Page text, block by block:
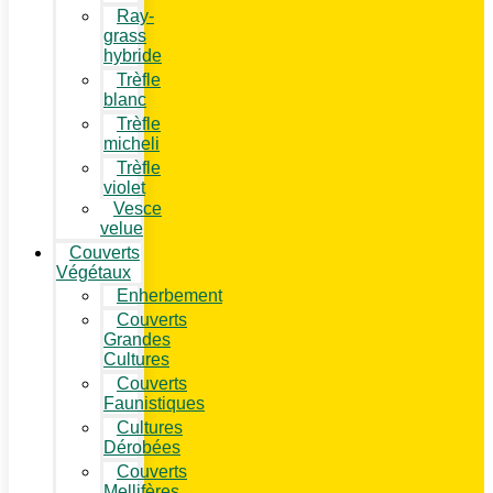
Ray-
grass
hybride
Trèfle
blanc
Trèfle
micheli
Trèfle
violet
Vesce
velue
Couverts
Végétaux
Enherbement
Couverts
Grandes
Cultures
Couverts
Faunistiques
Cultures
Dérobées
Couverts